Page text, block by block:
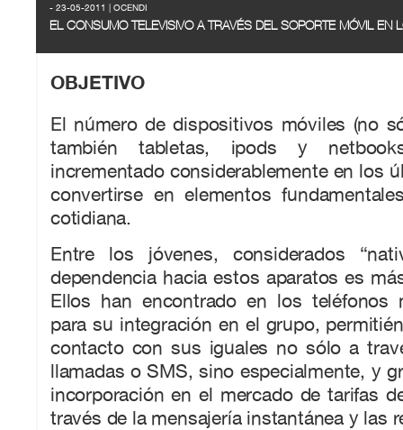
- 23-05-2011 | OCENDI
EL CONSUMO TELEVISIVO A TRAVÉS DEL SOPORTE MÓVIL EN
OBJETIVO
El número de dispositivos móviles (no
también tabletas, ipods y
incrementado considerablemente en los
convertirse en elementos
cotidiana.
Entre los jóvenes, considerados
dependencia hacia estos aparatos es
Ellos han encontrado en los teléfonos
para su integración en el grupo,
contacto con sus iguales no sólo a
llamadas o SMS, sino especialmente, y
incorporación en el mercado de tarifas
través de la mensajería instantánea y las